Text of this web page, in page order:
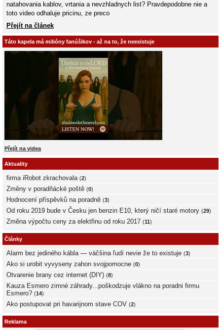
natahovania kablov, vrtania a nevzhladnych list? Pravdepodobne nie a
toto video odhaluje pricinu, ze preco
Přejít na článek
Táto kapela má milióny fanúšikov - až na to, že neexistuje
Přejít na videa
Aktuality
firma iRobot zkrachovala (2)
Změny v poradňácké poště (0)
Hodnocení příspěvků na poradně (3)
Od roku 2019 bude v Česku jen benzin E10, který ničí staré motory (29)
Změna výpočtu ceny za elektřinu od roku 2017 (11)
Články
Alarm bez jediného kábla — väčšina ľudí nevie že to existuje (3)
Ako si urobit vyvyseny zahon svojpomocne (0)
Otvarenie brany cez internet (DIY) (8)
Kauza Esmero zimné záhrady...poškodzuje vlákno na poradni firmu
Esmero? (14)
Ako postupovat pri havarijnom stave COV (2)
Reklama